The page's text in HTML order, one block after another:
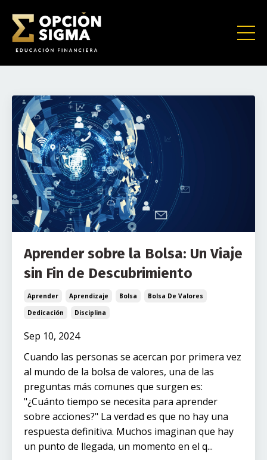
Aprender sobre la Bolsa: Un Viaje
sin Fin de Descubrimiento
Aprender Aprendizaje Bolsa
Bolsa De Valores
Dedicación
Disciplina
Sep 10, 2024
Cuando las personas se acercan por primera vez
al mundo de la bolsa de valores, una de las
preguntas más comunes que surgen es:
"¿Cuánto tiempo se necesita para aprender
sobre acciones?" La verdad es que no hay una
respuesta definitiva. Muchos imaginan que hay
un punto de llegada, un momento en el q...